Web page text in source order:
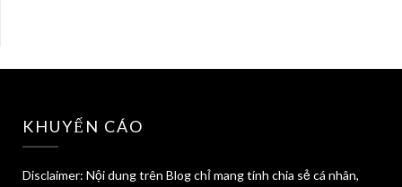
KHUYẾN CÁO
Disclaimer: Nội dung trên Blog chỉ mang tính chia sẻ cá nhân,